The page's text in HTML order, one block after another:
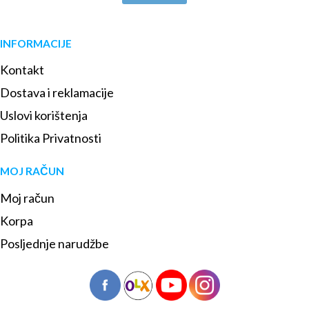
INFORMACIJE
Kontakt
Dostava i reklamacije
Uslovi korištenja
Politika Privatnosti
MOJ RAČUN
Moj račun
Korpa
Posljednje narudžbe